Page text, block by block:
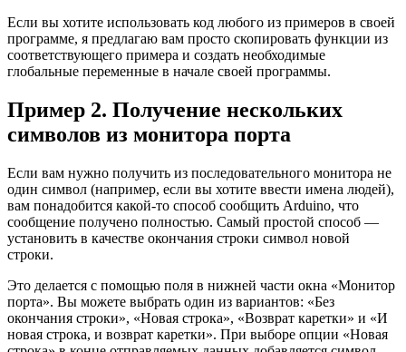
Если вы хотите использовать код любого из примеров в своей
программе, я предлагаю вам просто скопировать функции из
соответствующего примера и создать необходимые
глобальные переменные в начале своей программы.
Пример 2. Получение нескольких
символов из монитора порта
Если вам нужно получить из последовательного монитора не
один символ (например, если вы хотите ввести имена людей),
вам понадобится какой-то способ сообщить Arduino, что
сообщение получено полностью. Самый простой способ —
установить в качестве окончания строки символ новой
строки.
Это делается с помощью поля в нижней части окна «Монитор
порта». Вы можете выбрать один из вариантов: «Без
окончания строки», «Новая строка», «Возврат каретки» и «И
новая строка, и возврат каретки». При выборе опции «Новая